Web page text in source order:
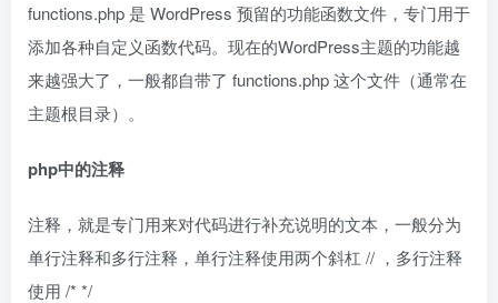
functions.php 是 WordPress 预留的功能函数文件，专门用于
添加各种自定义函数代码。现在的WordPress主题的功能越
来越强大了，一般都自带了 functions.php 这个文件（通常在
主题根目录）。
php中的注释
注释，就是专门用来对代码进行补充说明的文本，一般分为
单行注释和多行注释，单行注释使用两个斜杠 // ，多行注释
使用 /* */